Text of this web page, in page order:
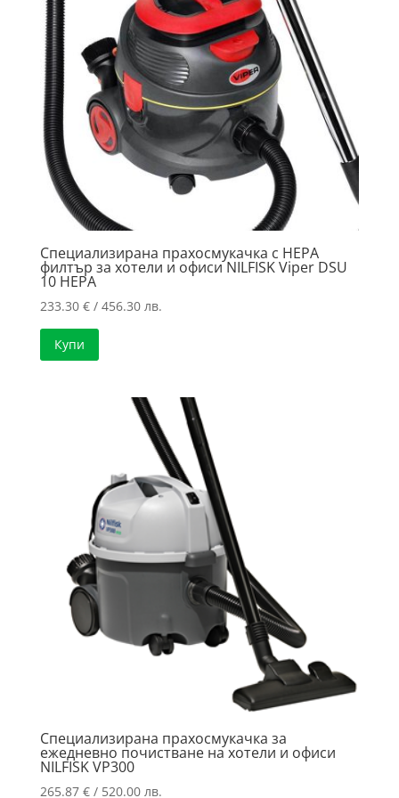
Специализирана прахосмукачка с HEPA
филтър за хотели и офиси NILFISK Viper DSU
10 HEPA
233.30 €/ 456.30 лв.
Купи
Специализирана прахосмукачка за
ежедневно почистване на хотели и офиси
NILFISK VP300
265.87 €/ 520.00 лв.